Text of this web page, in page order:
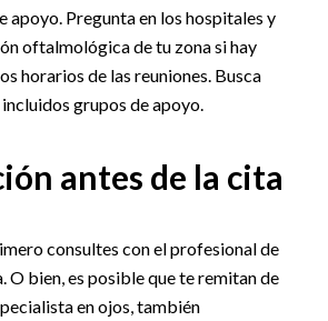
apoyo. Pregunta en los hospitales y
oftalmológica de tu zona si hay
horarios de las reuniones. Busca
grupos de apoyo.
antes de la cita
consultes con el profesional de
O bien, es posible que te remitan de
en ojos, también